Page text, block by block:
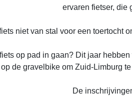
ervaren fietser, die
niet van stal voor een toertocht
op pad in gaan? Dit jaar
de gravelbike om Zuid-Limburg
De